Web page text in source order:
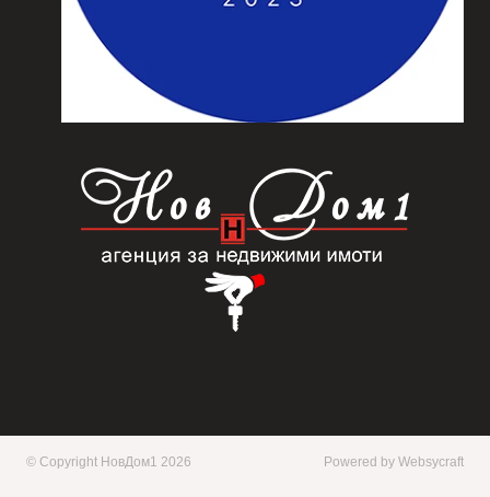
© Copyright НовДом1 2026 Powered by Websycraft